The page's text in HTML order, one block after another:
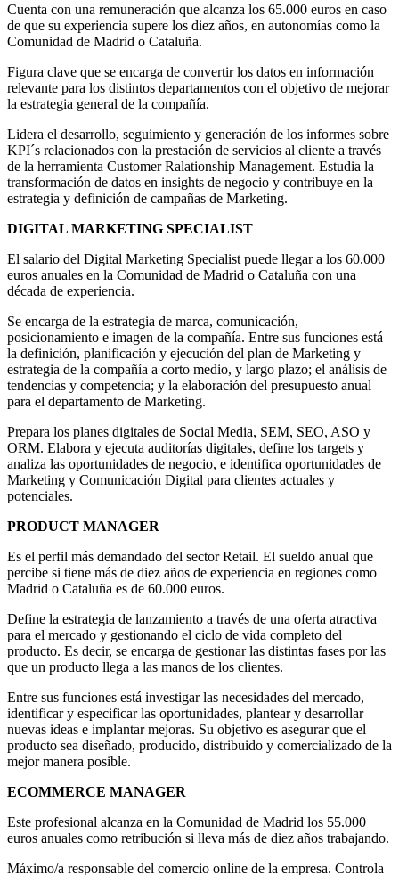
Cuenta con una remuneración que alcanza los 65.000 euros en caso
de que su experiencia supere los diez años, en autonomías como la
Comunidad de Madrid o Cataluña.
Figura clave que se encarga de convertir los datos en información
relevante para los distintos departamentos con el objetivo de mejorar
la estrategia general de la compañía.
Lidera el desarrollo, seguimiento y generación de los informes sobre
KPI´s relacionados con la prestación de servicios al cliente a través
de la herramienta Customer Ralationship Management. Estudia la
transformación de datos en insights de negocio y contribuye en la
estrategia y definición de campañas de Marketing.
DIGITAL MARKETING SPECIALIST
El salario del Digital Marketing Specialist puede llegar a los 60.000
euros anuales en la Comunidad de Madrid o Cataluña con una
década de experiencia.
Se encarga de la estrategia de marca, comunicación,
posicionamiento e imagen de la compañía. Entre sus funciones está
la definición, planificación y ejecución del plan de Marketing y
estrategia de la compañía a corto medio, y largo plazo; el análisis de
tendencias y competencia; y la elaboración del presupuesto anual
para el departamento de Marketing.
Prepara los planes digitales de Social Media, SEM, SEO, ASO y
ORM. Elabora y ejecuta auditorías digitales, define los targets y
analiza las oportunidades de negocio, e identifica oportunidades de
Marketing y Comunicación Digital para clientes actuales y
potenciales.
PRODUCT MANAGER
Es el perfil más demandado del sector Retail. El sueldo anual que
percibe si tiene más de diez años de experiencia en regiones como
Madrid o Cataluña es de 60.000 euros.
Define la estrategia de lanzamiento a través de una oferta atractiva
para el mercado y gestionando el ciclo de vida completo del
producto. Es decir, se encarga de gestionar las distintas fases por las
que un producto llega a las manos de los clientes.
Entre sus funciones está investigar las necesidades del mercado,
identificar y especificar las oportunidades, plantear y desarrollar
nuevas ideas e implantar mejoras. Su objetivo es asegurar que el
producto sea diseñado, producido, distribuido y comercializado de la
mejor manera posible.
ECOMMERCE MANAGER
Este profesional alcanza en la Comunidad de Madrid los 55.000
euros anuales como retribución si lleva más de diez años trabajando.
Máximo/a responsable del comercio online de la empresa. Controla